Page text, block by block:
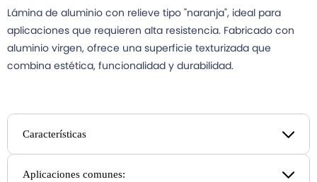
Lámina de aluminio con relieve tipo "naranja", ideal para
aplicaciones que requieren alta resistencia. Fabricado con
aluminio virgen, ofrece una superficie texturizada que
combina estética, funcionalidad y durabilidad.
Características
Aplicaciones comunes: